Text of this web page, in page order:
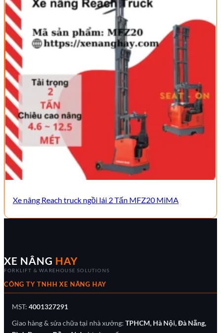
Xe nâng Reach truck ngồi lái 2 Tấn MFZ20 MiMA
XE NÂNG HAY
FORKLIFT & WAREHOUSE SOLUTIONS
CÔNG TY TNHH XE NÂNG HAY
MST: 4001327291
Giao hàng & sửa chữa tại nhà xưởng: TPHCM, Hà Nội, Đà Nẵng,